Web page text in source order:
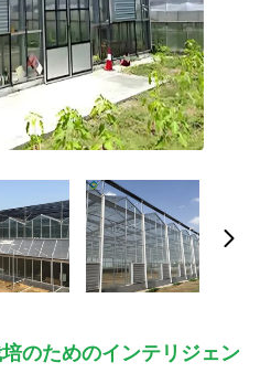
のためのインテリジェン